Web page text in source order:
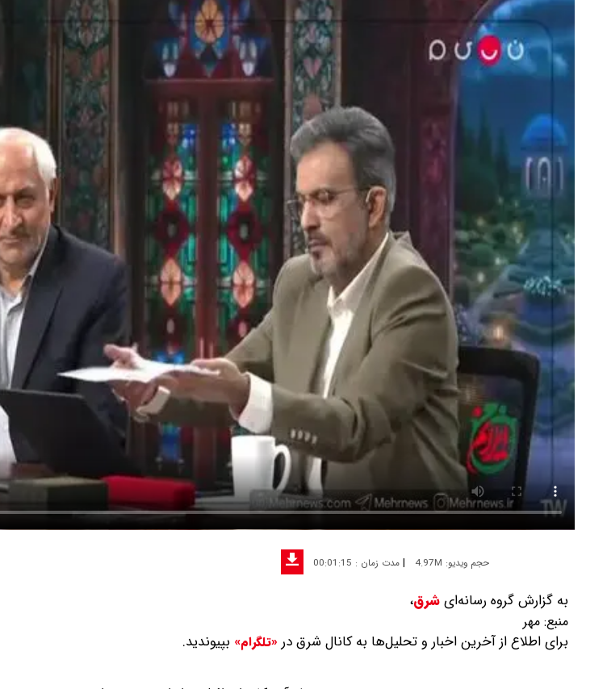
حجم ویدیو: 4.97M | مدت زمان : 00:01:15
به گزارش گروه رسانه‌ایشرق،
منبع: مهر
برای اطلاع از آخرین اخبار و تحلیل‌ها به کانال شرق در «تلگرام» بپیوندید.